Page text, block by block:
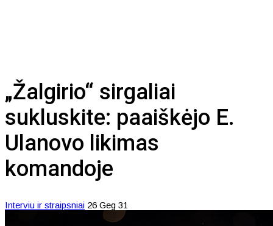
„Žalgirio“ sirgaliai
sukluskite: paaiškėjo E.
Ulanovo likimas
komandoje
Interviu ir straipsniai 26 Geg 31